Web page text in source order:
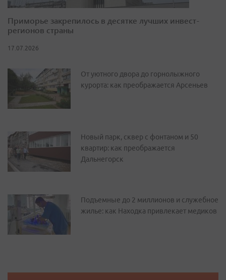
Приморье закрепилось в десятке лучших инвест-
регионов страны
17.07.2026
От уютного двора до горнолыжного
курорта: как преображается Арсеньев
Новый парк, сквер с фонтаном и 50
квартир: как преображается
Дальнегорск
Подъемные до 2 миллионов и служебное
жилье: как Находка привлекает медиков